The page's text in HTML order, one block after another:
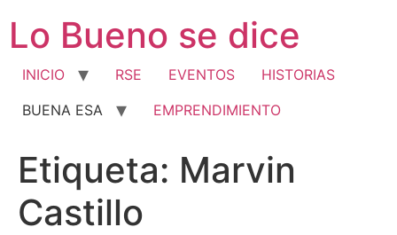
contenido
Lo Bueno se dice
INICIO RSE EVENTOS
HISTORIAS
BUENA ESA
EMPRENDIMIENTO
Etiqueta: Marvin
Castillo